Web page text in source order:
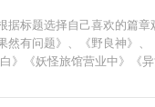
标题选择自己喜欢的篇
有问题》、《野良神》
》《妖怪旅馆营业中》《